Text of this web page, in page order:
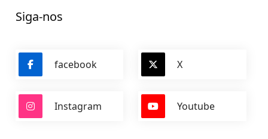
Siga-nos
facebook X
Instagram Youtube